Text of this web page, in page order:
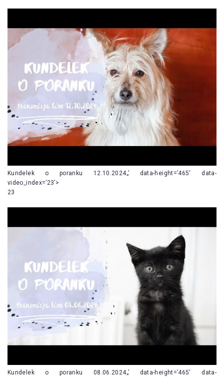
Kundelek o poranku 12.10.2024„’ data-height=’465′ data-
video_index=’23’>
23
Kundelek o poranku 08.06.2024„’ data-height=’465′ data-